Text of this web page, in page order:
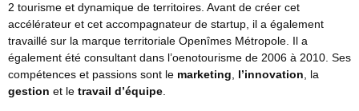
2 tourisme et dynamique de territoires. Avant de créer cet
accélérateur et cet accompagnateur de startup, il a également
travaillé sur la marque territoriale Openîmes Métropole. Il a
également été consultant dans l’oenotourisme de 2006 à 2010. Ses
compétences et passions sont le marketing l’innovation , la
gestion et le travail d’équipe